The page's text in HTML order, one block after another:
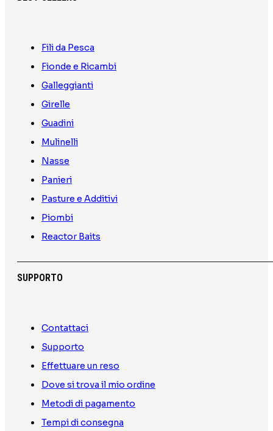
Fili da Pesca
Fionde e Ricambi
Galleggianti
Girelle
Guadini
Mulinelli
Nasse
Panieri
Pasture e Additivi
Piombi
Reactor Baits
SUPPORTO
Contattaci
Supporto
Effettuare un reso
Dove si trova il mio ordine
Metodi di pagamento
Tempi di consegna